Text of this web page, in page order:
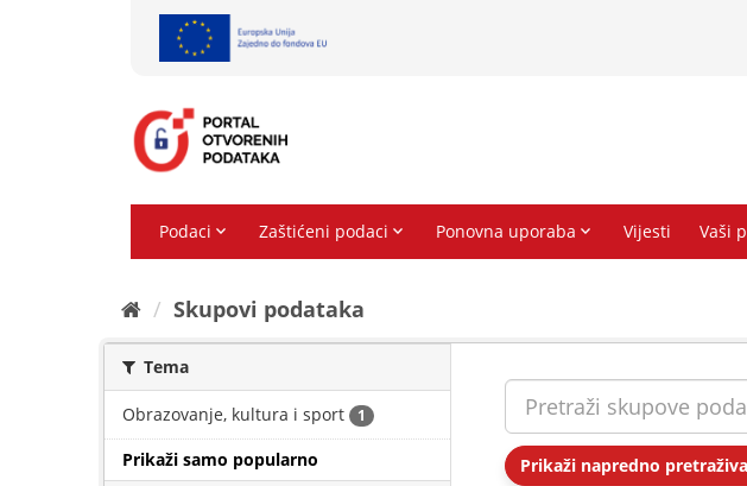
Skupovi podаtаkа
Tema
Obrazovanje, kultura i sport 1
Prikaži samo popularno
Prikaži napredno